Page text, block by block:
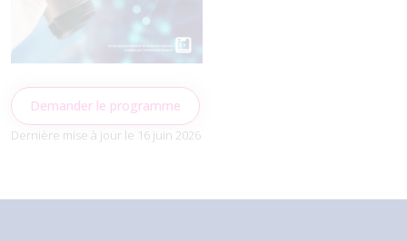
Demander le programme
Dernière mise à jour le 16 juin 2026